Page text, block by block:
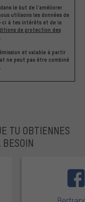
le but de l'améliorer
utilisons les données de
ci à tes intérêts et de la
de protection des
et valable à partir
ne peut pas être combiné
TU OBTIENNES